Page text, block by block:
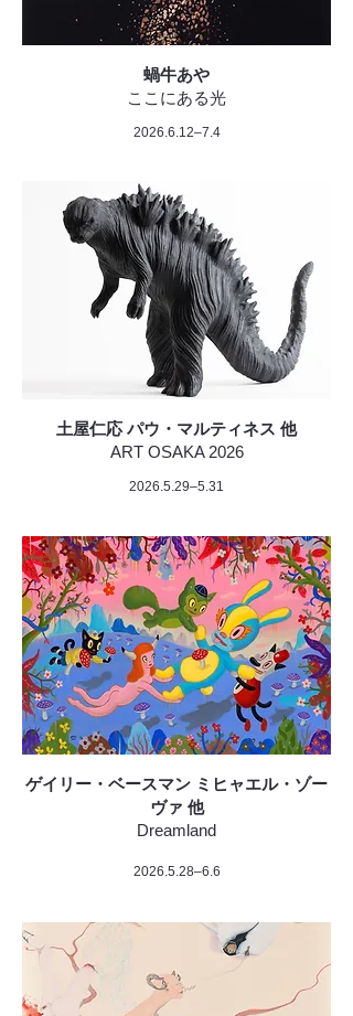
蝸牛あや
ここにある光
2026.6.12–7.4
土屋仁応 パウ・マルティネス 他
ART OSAKA 2026
2026.5.29–5.31
ゲイリー・ベースマン ミヒャエル・ゾー
ヴァ 他
Dreamland
2026.5.28–6.6